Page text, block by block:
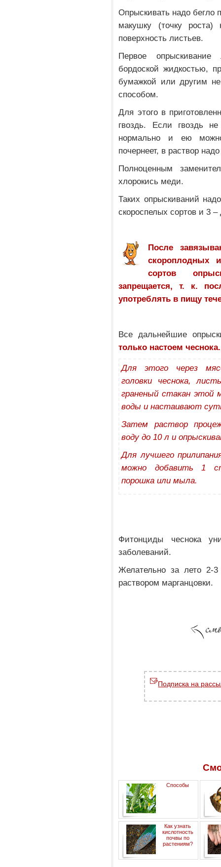
Опрыскивать надо бегло
макушку (точку
поверхность листьев.
Первое
бордоской жидкостью,
бумажкой или другим
способом.
Для этого в
гвоздь. Если гвоздь не
нормально и ею
почернеет, в раствор
Полноценным
хлорокись меди.
Таких опрыскиваний
скороспелых сортов и 3
После
скороплодных
сортов
запрещается, т. к.
употреблять в пищу
Все дальнейшие
только настоем чеснока.
Для этого через
головки чеснока,
граненый стакан этой
воды и настаивают
Затем раствор
воду до 10 л и
Для лучшего
можно добавить 1
порошка или мыла.
Фитонциды чеснока
заболеваний.
Желательно за лето 2-
раствором марганцовки.
Подписка на
Способы
формирования растений
огурцаКак узнать
кислотность
почвы по
растениям?